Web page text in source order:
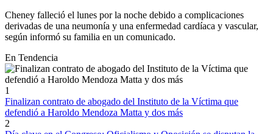
Cheney falleció el lunes por la noche debido a complicaciones
derivadas de una neumonía y una enfermedad cardíaca y vascular,
según informó su familia en un comunicado.
En Tendencia
1
Finalizan contrato de abogado del Instituto de la Víctima que
defendió a Haroldo Mendoza Matta y dos más
2